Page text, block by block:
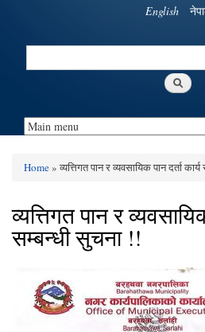
English
Search
Home» व्यत्तिगत पान र व्यवसायिक पान दर्ता
व्यत्तिगत पान र
सम्बन्धी सुचना !!